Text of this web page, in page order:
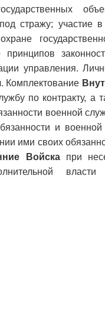
стражу; участие
принципов
управления.
Комплектование
по контракту, а
военной
и военной
ими своих
Войскапри